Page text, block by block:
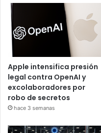
Apple intensifica presión
legal contra OpenAI y
excolaboradores por
robo de secretos
hace 3 semanas